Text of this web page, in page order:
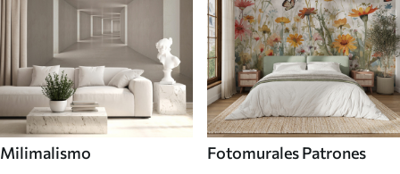
Milimalismo Fotomurales Patrones